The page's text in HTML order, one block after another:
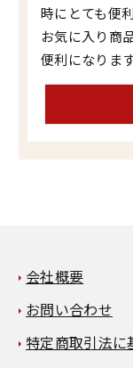
時にとても便利
お気に入り商
便利になります
会社概要
お問い合わせ
特定商取引法に